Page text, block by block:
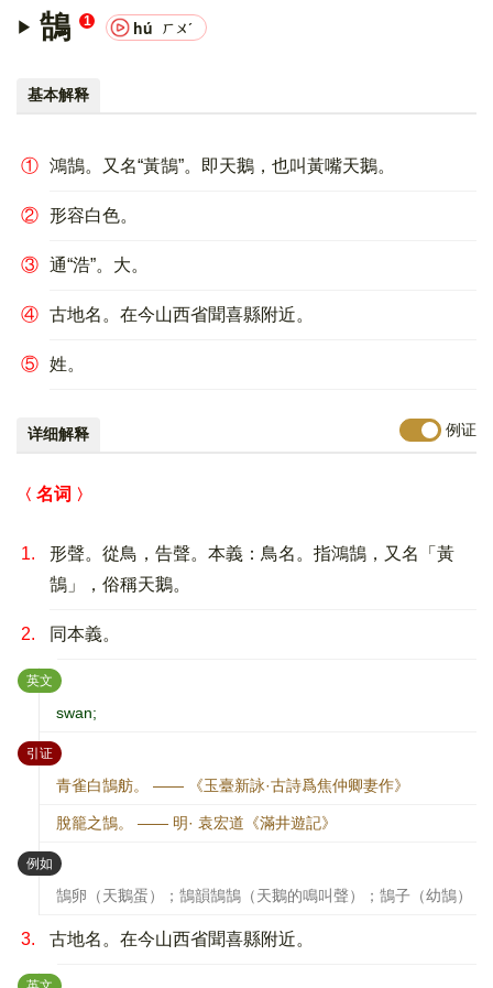
鵠 1 hú ㄏㄨˊ
基本解释
① 鴻鵠。又名“黃鵠”。即天鵝，也叫黃嘴天鵝。
② 形容白色。
③ 通“浩”。大。
④ 古地名。在今山西省聞喜縣附近。
⑤ 姓。
详细解释 例证
名词
1.
形聲。從鳥，告聲。本義：鳥名。指鴻鵠，又名「黃
鵠」，俗稱天鵝。
2. 同本義。
英文 ：
swan;
引证：
青雀白鵠舫。 —— 《玉臺新詠·古詩爲焦仲卿妻作》
脫籠之鵠。 —— 明· 袁宏道《滿井遊記》
例如 ：
鵠卵（天鵝蛋）；鵠韻鵠鵠（天鵝的鳴叫聲）；鵠子（幼鵠）
3. 古地名。在今山西省聞喜縣附近。
：